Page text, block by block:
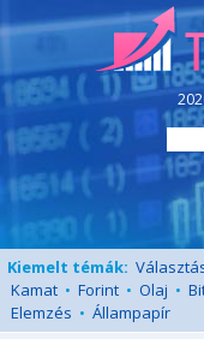
Kiemelt témák:
Kamat • Forint • Olaj •
Elemzés • Állampapír